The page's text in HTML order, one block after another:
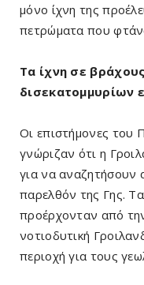
μόνο ίχνη της
πετρώματα που
Τα ίχνη σε
δισεκατομμυρίων
Οι επιστήμονες του
γνώριζαν ότι η
για να αναζητήσουν
παρελθόν της Γης.
προέρχονταν από
νοτιοδυτική
περιοχή για τους